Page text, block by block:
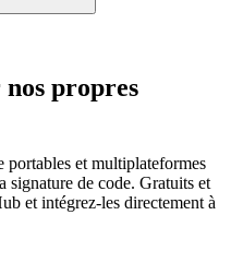
nos propres
portables et multiplateformes
signature de code. Gratuits et
et intégrez-les directement à